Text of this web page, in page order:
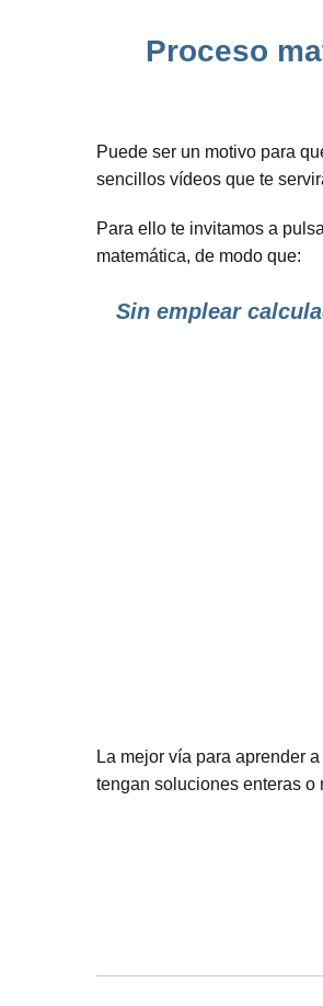
Proceso
Puede ser un motivo para
sencillos vídeos que te
Para ello te invitamos a
matemática, de modo que:
Sin emplear
La mejor vía para aprender
tengan soluciones enteras o